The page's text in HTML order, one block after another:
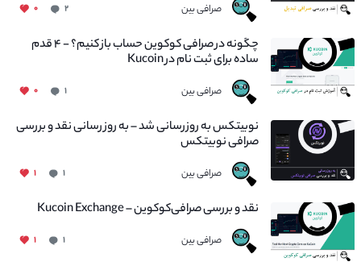
صرافی بین ۲ ۰
چگونه در صرافی کوکوین حساب باز کنیم؟ - ۴ قدم
ساده برای ثبت نام در Kucoin
صرافی بین ۱ ۰
نوبیتکس به روزرسانی شد – به روز رسانی نقد و بررسی
صرافی نوبیتکس
صرافی بین ۱ ۱
نقد و بررسی صرافی‌کوکوین – Kucoin Exchange
صرافی بین ۱ ۱